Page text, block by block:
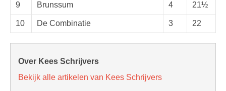
9 Brunssum 4 21½
10 De Combinatie 3 22
Over Kees Schrijvers
Bekijk alle artikelen van Kees Schrijvers